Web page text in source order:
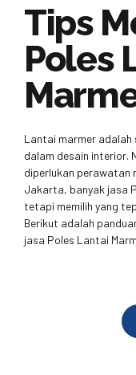
Tips
Poles
Lantai marmer adalah
dalam desain interior.
diperlukan perawatan
Jakarta, banyak jasa
tetapi memilih yang
Berikut adalah
jasa Poles Lantai